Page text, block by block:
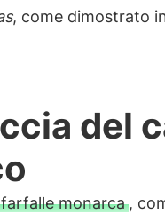
, come dimostrato
del
farfalle monarca,